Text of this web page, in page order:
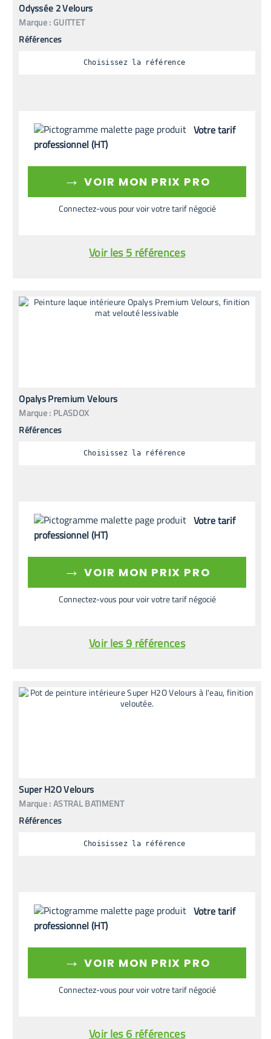
Odyssée 2 Velours
Marque : GUITTET
Références
Choisissez la référence
Votre tarif
professionnel (HT)
→ VOIR MON PRIX PRO
Connectez-vous pour voir votre tarif négocié
Voir les 5 références
Opalys Premium Velours
Marque : PLASDOX
Références
Choisissez la référence
Votre tarif
professionnel (HT)
→ VOIR MON PRIX PRO
Connectez-vous pour voir votre tarif négocié
Voir les 9 références
Super H2O Velours
Marque :ASTRAL BATIMENT
Références
Choisissez la référence
Votre tarif
professionnel (HT)
→ VOIR MON PRIX PRO
Connectez-vous pour voir votre tarif négocié
Voir les 6 références